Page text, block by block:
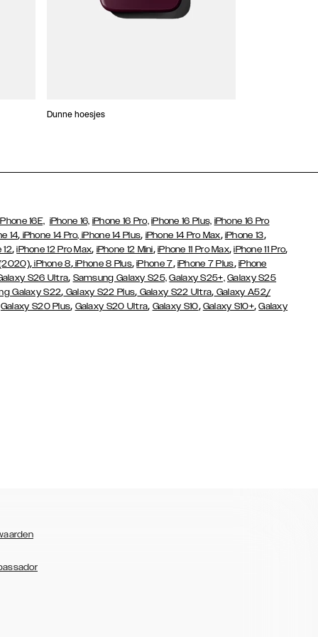
Dunne hoesjes
16E, iPhone 16, iPhone 16 Pro, iPhone 16 Plus, iPhone 16 Pro
14, iPhone 14 Pro, iPhone 14 Plus, iPhone 14 Pro Max, iPhone 13,
12,iPhone 12 Pro Max, iPhone 12 Mini, iPhone 11 Pro Max,iPhone 11 Pro,
,iPhone 8,iPhone 8 Plus,iPhone 7, iPhone 7 Plus, iPhone
S26 Ultra, Samsung Galaxy S25, Galaxy S25+, Galaxy S25
Galaxy S22, Galaxy S22 Plus, Galaxy S22 Ultra, Galaxy A52/
Galaxy S20 Plus, Galaxy S20 Ultra, Galaxy S10, Galaxy S10+,Galaxy